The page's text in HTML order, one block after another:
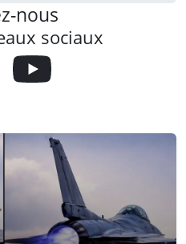
nous
sociaux